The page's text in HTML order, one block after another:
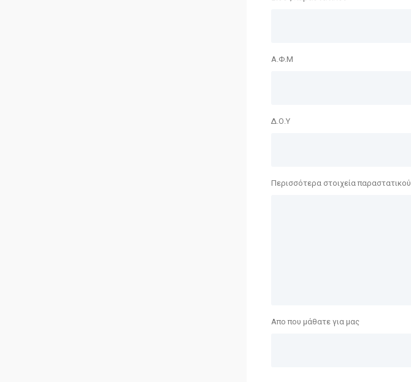
Α.Φ.Μ
Δ.Ο.Υ
Περισσότερα στοιχεία παραστατικού
Απο που μάθατε για μας